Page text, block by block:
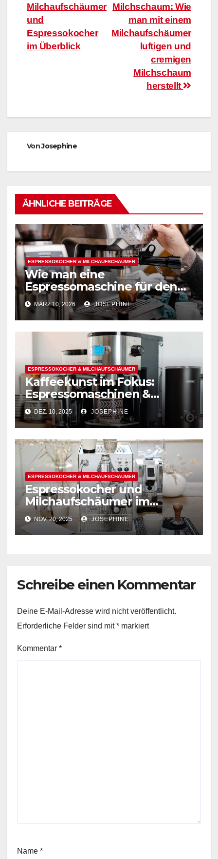
Milchschaum: Wie
man mit einem
Milchaufschäumer
luftigen und
cremigen
Milchschaum
herstellt
Milchaufschäumer
und
Espressokocher
im Überblick
VonJosephine
ÄHNLICHE BEITRÄGE
ESPRESSOKOCHER & MILCHAUFSCHÄUMER
Wie man eine
Espressomaschine für den
Hausgebrauch auswählt
MÄRZ 10, 2026 JOSEPHINE
ESPRESSOKOCHER & MILCHAUFSCHÄUMER
Kaffeekunst im Fokus:
Espressomaschinen &
Milchaufschäumer
DEZ. 10, 2025 JOSEPHINE
ESPRESSOKOCHER & MILCHAUFSCHÄUMER
Espressokocher und
Milchaufschäumer im
Vergleich: Top-Modelle
NOV. 20, 2025 JOSEPHINE
Schreibe einen Kommentar
Deine E-Mail-Adresse wird nicht veröffentlicht.
Erforderliche Felder sind mit* markiert
Kommentar *
Name *